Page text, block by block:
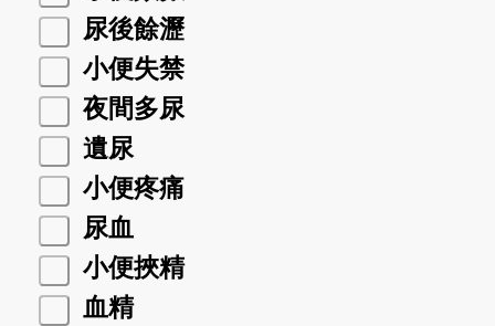
尿後餘瀝
小便失禁
夜間多尿
遺尿
小便疼痛
尿血
小便挾精
血精